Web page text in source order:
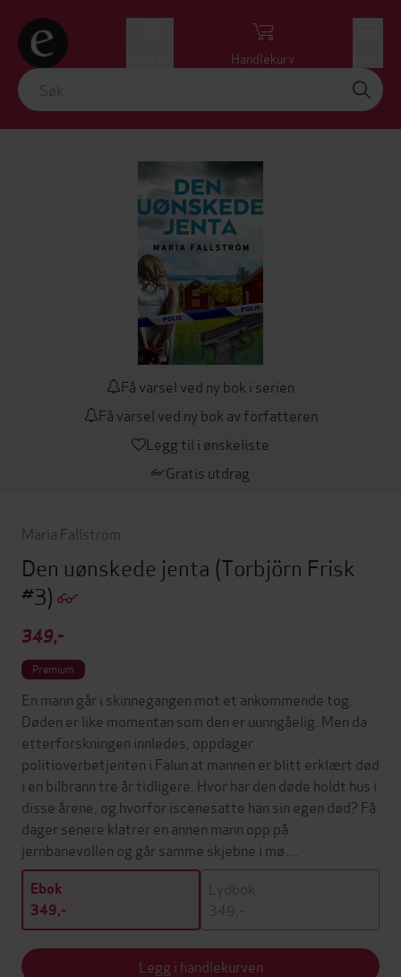
Handlekurv
Få varsel ved ny bok i serien
Få varsel ved ny bok av forfatteren
Legg til i ønskeliste
Gratis utdrag
Maria Fallström
Den uønskede jenta (Torbjörn Frisk
#3)
349,-
Premium
En mann går i skinnegangen mot et ankommende tog.
Døden er like momentan som den er uunngåelig. Men da
etterforskningen innledes, oppdager
politioverbetjenten i Falun at mannen er blitt erklært død
i en bilbrann tre år tidligere. Hvor har den døde holdt hus i
disse årene, og hvorfor iscenesatte han sin egen død? Få
dager senere klatrer en annen mann opp på
jernbanevollen og går samme skjebne i mø…
Ebok
349,-
Lydbok
349,-
Legg i handlekurven